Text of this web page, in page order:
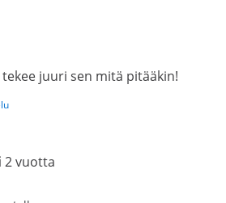
juuri sen mitä pitääkin!
2 vuotta